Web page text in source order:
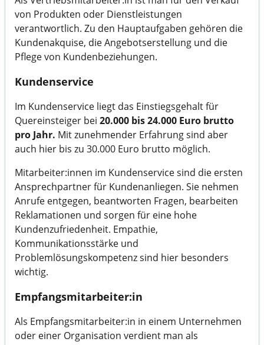
von Produkten oder Dienstleistungen
verantwortlich. Zu den Hauptaufgaben gehören die
Kundenakquise, die Angebotserstellung und die
Pflege von Kundenbeziehungen.
Kundenservice
Im Kundenservice liegt das Einstiegsgehalt für
Quereinsteiger bei 20.000 bis 24.000 Euro brutto
pro Jahr. Mit zunehmender Erfahrung sind aber
auch hier bis zu 30.000 Euro brutto möglich.
Mitarbeiter:innen im Kundenservice sind die ersten
Ansprechpartner für Kundenanliegen. Sie nehmen
Anrufe entgegen, beantworten Fragen, bearbeiten
Reklamationen und sorgen für eine hohe
Kundenzufriedenheit. Empathie,
Kommunikationsstärke und
Problemlösungskompetenz sind hier besonders
wichtig.
Empfangsmitarbeiter:in
Als Empfangsmitarbeiter:in in einem Unternehmen
oder einer Organisation verdient man als